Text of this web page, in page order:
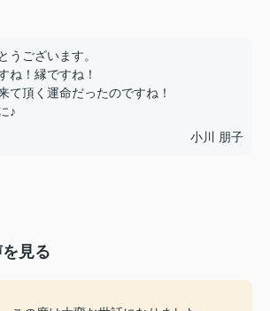
うございます。
ね！縁ですね！
て頂く運命だったのですね！
♪
小川 朋子
見る